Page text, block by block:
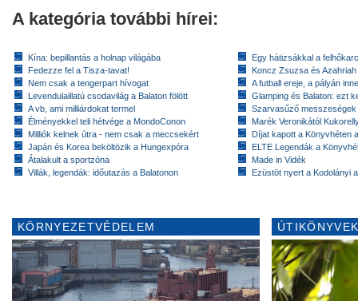
A kategória további hírei:
Kína: bepillantás a holnap világába
Fedezze fel a Tisza-tavat!
Nem csak a tengerpart hívogat
Levendulaillatú csodavilág a Balaton fölött
A vb, ami milliárdokat termel
Élményekkel teli hétvége a MondoConon
Milliók kelnek útra - nem csak a meccsekért
Japán és Korea beköltözik a Hungexpóra
Átalakult a sportzóna
Villák, legendák: időutazás a Balatonon
Egy hátizsákkal a
Koncz Zsuzsa és
A futball ereje, a pályán
Glamping és Balaton: ezt
Szarvasűző messzeségek
Marék Veronikától
Díjat kapott a Könyvhéten
ELTE Legendák a
Made in Vidék
Ezüstöt nyert a Kodolányi
KÖRNYEZETVÉDELEM